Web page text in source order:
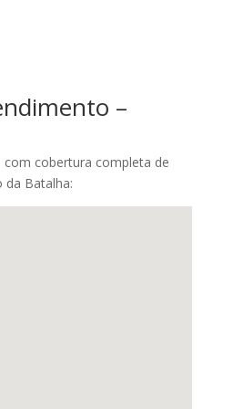
–
cobertura completa de
da Batalha: